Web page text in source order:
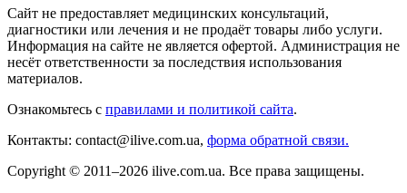
Сайт не предоставляет медицинских консультаций,
диагностики или лечения и не продаёт товары либо услуги.
Информация на сайте не является офертой. Администрация не
несёт ответственности за последствия использования
материалов.
Ознакомьтесь с правилами и политикой сайта.
Контакты: contact@ilive.com.ua, форма обратной связи.
Copyright © 2011–2026 ilive.com.ua. Все права защищены.